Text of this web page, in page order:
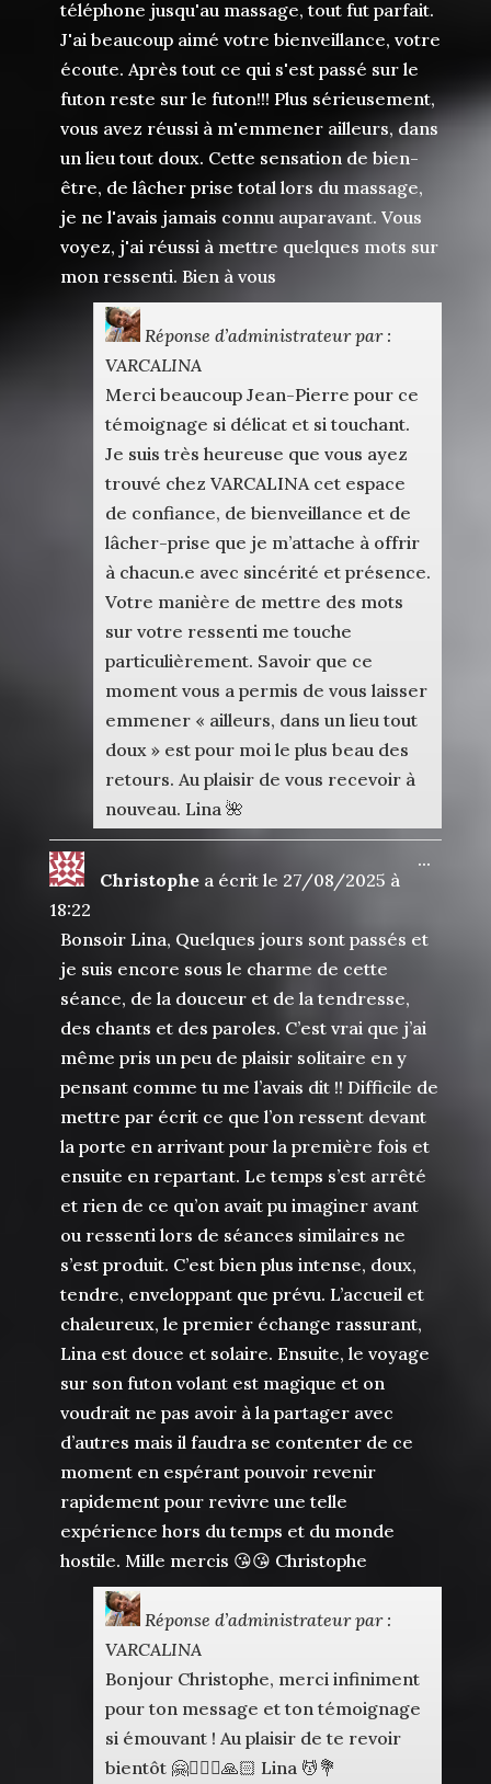
téléphone jusqu'au massage, tout fut parfait.
J'ai beaucoup aimé votre bienveillance, votre
écoute. Après tout ce qui s'est passé sur le
futon reste sur le futon!!! Plus sérieusement,
vous avez réussi à m'emmener ailleurs, dans
un lieu tout doux. Cette sensation de bien-
être, de lâcher prise total lors du massage,
je ne l'avais jamais connu auparavant. Vous
voyez, j'ai réussi à mettre quelques mots sur
mon ressenti. Bien à vous
Réponse d’administrateur par :
VARCALINA
Merci beaucoup Jean-Pierre pour ce
témoignage si délicat et si touchant.
Je suis très heureuse que vous ayez
trouvé chez VARCALINA cet espace
de confiance, de bienveillance et de
lâcher-prise que je m’attache à offrir
à chacun.e avec sincérité et présence.
Votre manière de mettre des mots
sur votre ressenti me touche
particulièrement. Savoir que ce
moment vous a permis de vous laisser
emmener « ailleurs, dans un lieu tout
doux » est pour moi le plus beau des
retours. Au plaisir de vous recevoir à
nouveau. Lina 🌺
Christophe a écrit le 27/08/2025 à
18:22
Bonsoir Lina, Quelques jours sont passés et
je suis encore sous le charme de cette
séance, de la douceur et de la tendresse,
des chants et des paroles. C’est vrai que j’ai
même pris un peu de plaisir solitaire en y
pensant comme tu me l’avais dit !! Difficile de
mettre par écrit ce que l’on ressent devant
la porte en arrivant pour la première fois et
ensuite en repartant. Le temps s’est arrêté
et rien de ce qu’on avait pu imaginer avant
ou ressenti lors de séances similaires ne
s’est produit. C’est bien plus intense, doux,
tendre, enveloppant que prévu. L’accueil et
chaleureux, le premier échange rassurant,
Lina est douce et solaire. Ensuite, le voyage
sur son futon volant est magique et on
voudrait ne pas avoir à la partager avec
d’autres mais il faudra se contenter de ce
moment en espérant pouvoir revenir
rapidement pour revivre une telle
expérience hors du temps et du monde
hostile. Mille mercis 😘😘 Christophe
Réponse d’administrateur par :
VARCALINA
Bonjour Christophe, merci infiniment
pour ton message et ton témoignage
si émouvant ! Au plaisir de te revoir
bientôt 🤗🧘🏻‍♀️🙏🏻 Lina 💆💐
...